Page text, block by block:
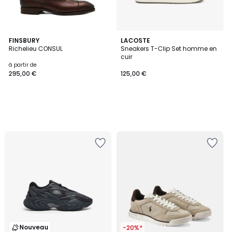
FINSBURY
Richelieu CONSUL
à partir de
295,00 €
LACOSTE
Sneakers T-Clip Set homme en
cuir
125,00 €
Nouveau -20%*